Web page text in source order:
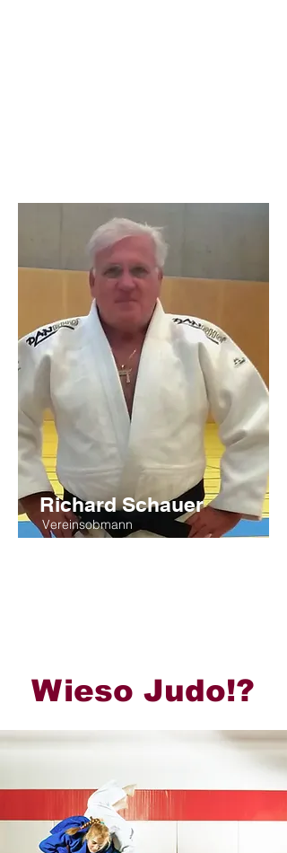
Richard Schauer
Vereinsobmann
"Siegen durch Nachgeben.
Wieso Judo!?